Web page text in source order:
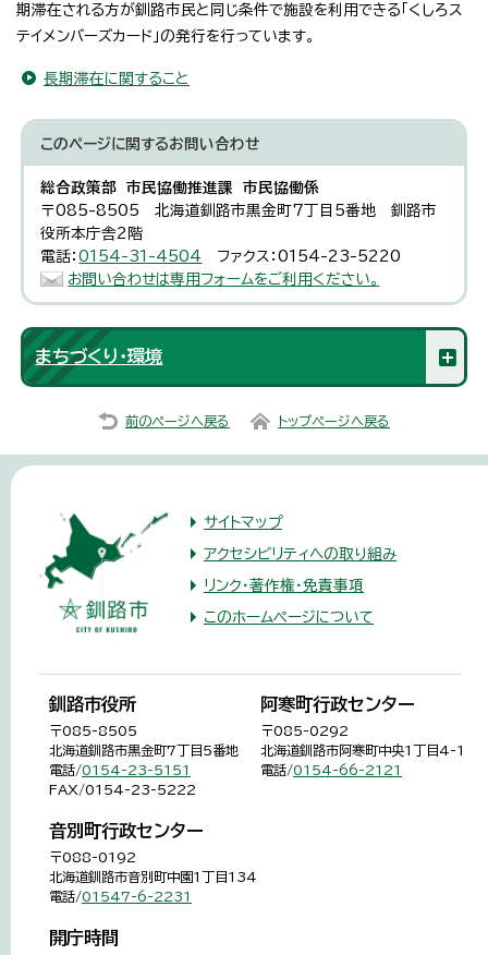
期滞在される方が釧路市民と同じ条件で施設を利用できる「くしろス
テイメンバーズカード」の発行を行っています。
長期滞在に関すること
このページに関するお問い合わせ
総合政策部 市民協働推進課 市民協働係
〒085-8505 北海道釧路市黒金町7丁目5番地 釧路市
役所本庁舎2階
電話：0154-31-4504
ファクス：0154-23-5220
お問い合わせは専用フォームをご利用ください。
まちづくり・環境
前のページへ戻る トップページへ戻る
サイトマップ
アクセシビリティへの取り組み
リンク・著作権・免責事項
このホームページについて
釧路市役所
〒085-8505
北海道釧路市黒金町7丁目5番地
電話/0154-23-5151
FAX/0154-23-5222
阿寒町行政センター
〒085-0292
北海道釧路市阿寒町中央1丁目4-1
電話/0154-66-2121
音別町行政センター
〒088-0192
北海道釧路市音別町中園1丁目134
電話/01547-6-2231
開庁時間